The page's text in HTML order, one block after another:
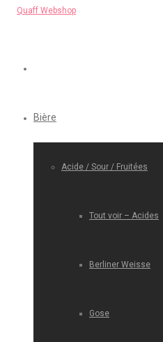
Bière
Acide / Sour / Fruitées
Tout voir – Acides
Berliner Weisse
Gose